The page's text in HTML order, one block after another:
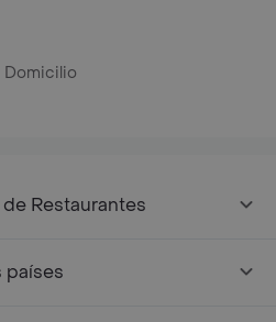
Domicilio
Restaurantes
países